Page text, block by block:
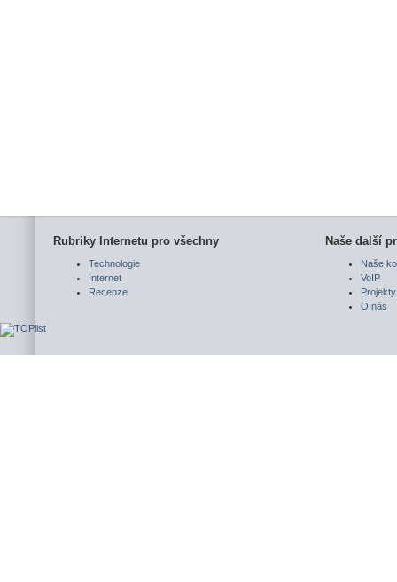
Rubriky Internetu pro všechny
Technologie
Internet
Recenze
Naše další
Naše
VoIP
Projekty
O nás